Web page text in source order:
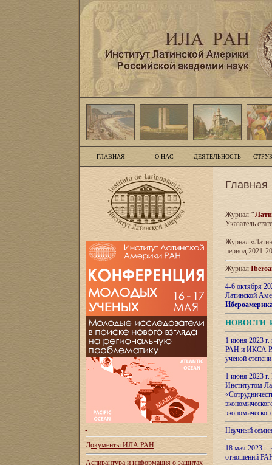
ГЛАВНАЯ О НАС ДЕЯТЕЛЬНОСТЬ
Документы ИЛА РАН
Аспирантура и информация о защитах
Главная
Журнал"
Указатель
Журнал
период 2021-
Журнал
4-6 октября
Латинской
НОВОСТИ
1 июня 2023
РАН и ИКСА
ученой
1 июня 2023
Институтом
Научный
18 мая 2023
отношений